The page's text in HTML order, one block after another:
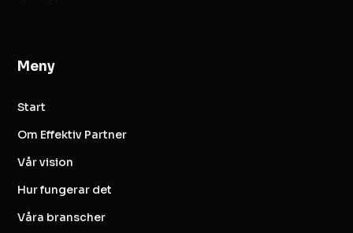
Meny
Start
Om Effektiv Partner
Vår vision
Hur fungerar det
Våra branscher